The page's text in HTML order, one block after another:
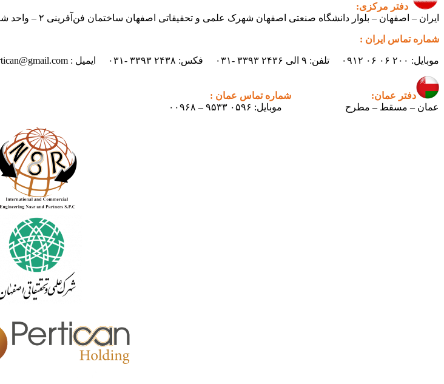
دفتر مرکزی:
ایران – اصفهان – بلوار دانشگاه صنعتی اصفهان شهرک علمی و تحقیقاتی اصفهان ساختمان فن‌آفرینی ۲ – واحد شماره ۲۳۰
شماره تماس ایران :
موبایل: ۲۰۰ ۰۶ ۰۶ ۰۹۱۲ تلفن: ۹ الی ۲۴۳۶ ۳۳۹۳ -۰۳۱ فکس: ۲۴۳۸ ۳۳۹۳ -۰۳۱ ایمیل : info.pertican@gmail.com
دفتر عمان:
شماره تماس عمان :
عمان – مسقط – مطرح موبایل: ۰۵۹۶ ۹۵۳۳ – ۰۰۹۶۸